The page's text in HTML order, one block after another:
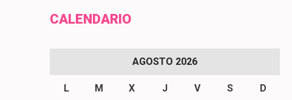
CALENDARIO
AGOSTO 2026
L M X J V S D